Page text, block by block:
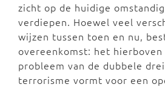
zicht op de huidige
verdiepen. Hoewel veel
wijzen tussen toen en nu,
overeenkomst: het hierboven
probleem van de dubbele
terrorisme vormt voor een